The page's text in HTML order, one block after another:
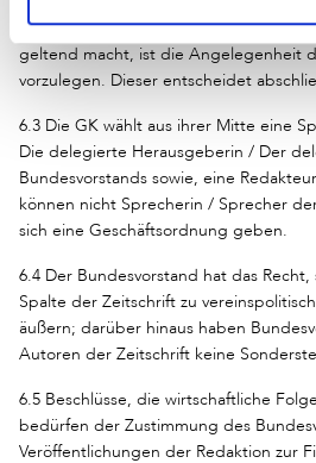
Bearbeiterin / der Bearbeiter von BIB-
geltend macht, ist die Angelegenheit
vorzulegen. Dieser entscheidet
6.3 Die GK wählt aus ihrer Mitte eine
Die delegierte Herausgeberin / Der
Bundesvorstands sowie, eine
können nicht Sprecherin / Sprecher
sich eine Geschäftsordnung geben.
6.4 Der Bundesvorstand hat das
Spalte der Zeitschrift zu
äußern; darüber hinaus haben
Autoren der Zeitschrift keine
6.5 Beschlüsse, die wirtschaftliche
bedürfen der Zustimmung des
Veröffentlichungen der Redaktion zur